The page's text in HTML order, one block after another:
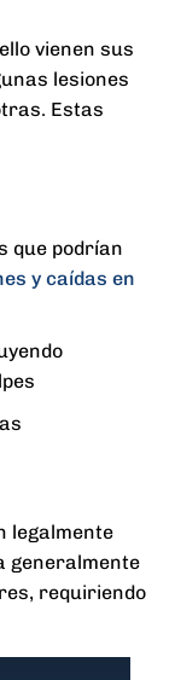
vienen sus
lesiones
Estas
que podrían
y caídas en
legalmente
generalmente
requiriendo